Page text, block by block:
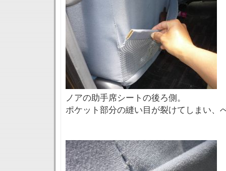
ノアの助手席シートの後ろ側。
ポケット部分の縫い目が裂けてしまい、